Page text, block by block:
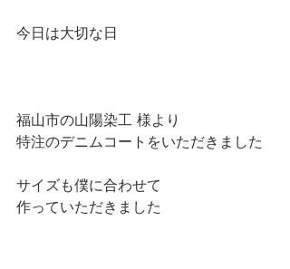
今日は大切な日
福山市の山陽染工 様より
特注のデニムコートをいただきました
サイズも僕に合わせて
作っていただきました